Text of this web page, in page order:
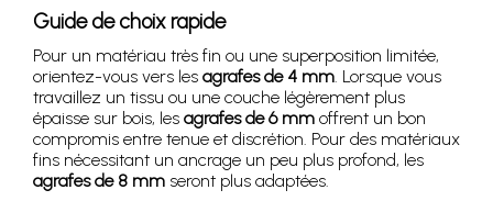
Guide de choix rapide
Pour un matériau très fin ou une superposition limitée,
orientez-vous vers les agrafes de 4 mm. Lorsque vous
travaillez un tissu ou une couche légèrement plus
épaisse sur bois, les agrafes de 6 mm offrent un bon
compromis entre tenue et discrétion. Pour des matériaux
fins nécessitant un ancrage un peu plus profond, les
agrafes de 8 mm seront plus adaptées.